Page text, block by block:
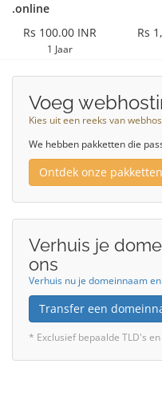
.online
Rs 100.00 INR
1 Jaar
Rs
Voeg
Kies uit een reeks van
We hebben pakketten die
Ontdek onze pakketten
Verhuis je
ons
Verhuis nu je domeinnaam
Transfer een
* Exclusief bepaalde TLD's